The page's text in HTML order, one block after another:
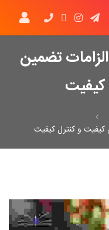
تضمین
کیفیت
کیفیت و کنترل کیفیت